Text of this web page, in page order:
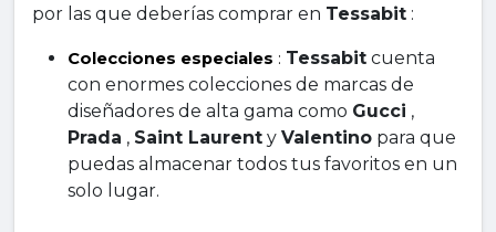
por las que deberías comprar en Tessabit :
Colecciones especiales : Tessabit cuenta
con enormes colecciones de marcas de
diseñadores de alta gama como Gucci
Prada , Saint Laurent y Valentino para que
puedas almacenar todos tus favoritos en un
solo lugar.